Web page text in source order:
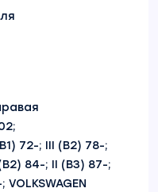
72-; III (B2) 78-;
84-; II (B3) 87-;